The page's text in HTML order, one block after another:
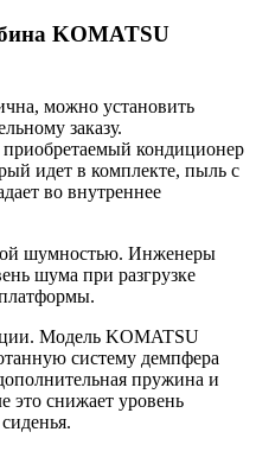
KOMATSU
можно установить
заказу.
кондиционер
идет в комплекте, пыль с
во внутреннее
шумностью. Инженеры
шума при разгрузке
Модель KOMATSU
систему демпфера
пружина и
это снижает уровень